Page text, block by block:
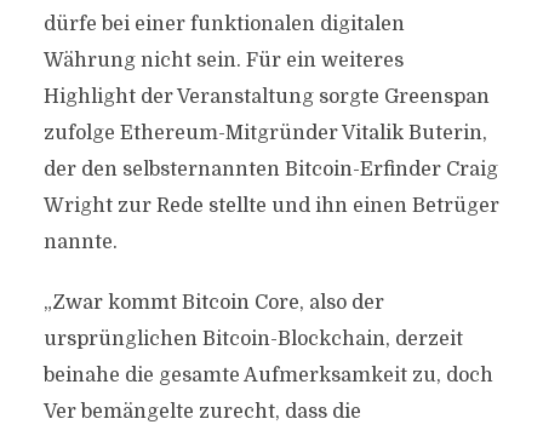
dürfe bei einer funktionalen digitalen
Währung nicht sein. Für ein weiteres
Highlight der Veranstaltung sorgte Greenspan
zufolge Ethereum-Mitgründer Vitalik Buterin,
der den selbsternannten Bitcoin-Erfinder Craig
Wright zur Rede stellte und ihn einen Betrüger
nannte.
„Zwar kommt Bitcoin Core, also der
ursprünglichen Bitcoin-Blockchain, derzeit
beinahe die gesamte Aufmerksamkeit zu, doch
Ver bemängelte zurecht, dass die